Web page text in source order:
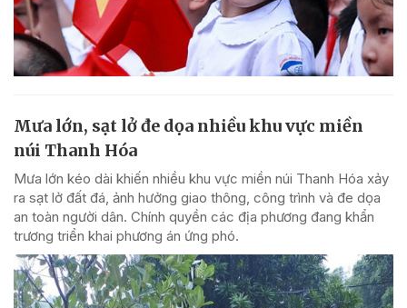
Mưa lớn, sạt lở đe dọa nhiều khu vực miền
núi Thanh Hóa
Mưa lớn kéo dài khiến nhiều khu vực miền núi Thanh Hóa xảy
ra sạt lở đất đá, ảnh hưởng giao thông, công trình và đe dọa
an toàn người dân. Chính quyền các địa phương đang khẩn
trương triển khai phương án ứng phó.